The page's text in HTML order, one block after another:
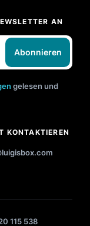
AN
Abonnieren
gelesen und
KONTAKTIEREN
115 538